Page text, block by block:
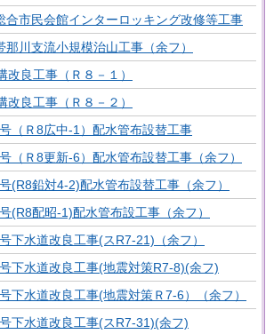
合市民会館インターロッキング改修等工事
那川支流小規模治山工事（余フ）
改良工事（Ｒ８－１）
改良工事（Ｒ８－２）
（Ｒ8広中-1）配水管布設替工事
（Ｒ8更新-6）配水管布設替工事（余フ）
(R8鉛対4-2)配水管布設替工事（余フ）
(R8配昭-1)配水管布設工事（余フ）
下水道改良工事(スR7-21)（余フ）
下水道改良工事(地震対策R7-8)(余フ)
下水道改良工事(地震対策Ｒ7-6）（余フ）
下水道改良工事(スR7-31)(余フ)